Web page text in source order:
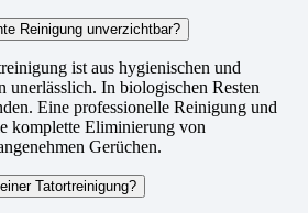
Reinigung unverzichtbar?
ist aus hygienischen und
unerlässlich. In biologischen Resten
Eine professionelle Reinigung und
komplette Eliminierung von
Gerüchen.
Tatortreinigung?